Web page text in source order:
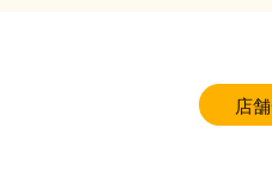
店